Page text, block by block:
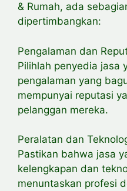
& Rumah, ada
dipertimbangkan:
Pengalaman dan
Pilihlah penyedia jasa
pengalaman yang
mempunyai reputasi
pelanggan mereka.
Peralatan dan
Pastikan bahwa jasa
kelengkapan dan
menuntaskan profesi